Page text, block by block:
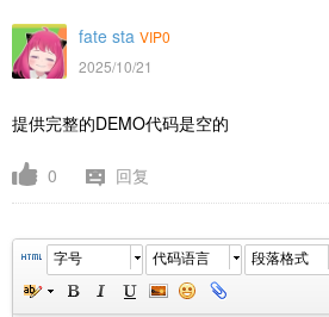
fate sta VIP0
2025/10/21
提供完整的DEMO代码是空的
0 回复
字号 代码语言 段落格式